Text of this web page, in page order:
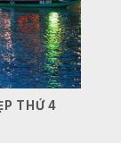
THỨ 4